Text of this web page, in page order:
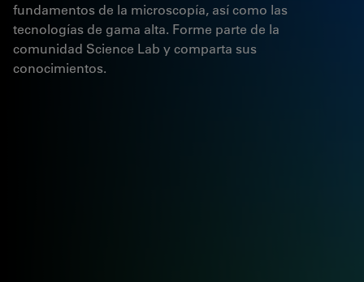
fundamentos de la microscopía, así como las
tecnologías de gama alta. Forme parte de la
comunidad Science Lab y comparta sus
conocimientos.